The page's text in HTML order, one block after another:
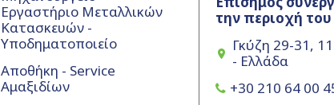
Εργαστήριο Μεταλλικών
Κατασκευών -
Υποδηματοποιείο
Αποθήκη - Service
Αμαξιδίων
την περιοχή του
Γκύζη 29-31,
- Ελλάδα
+30 210 64 00